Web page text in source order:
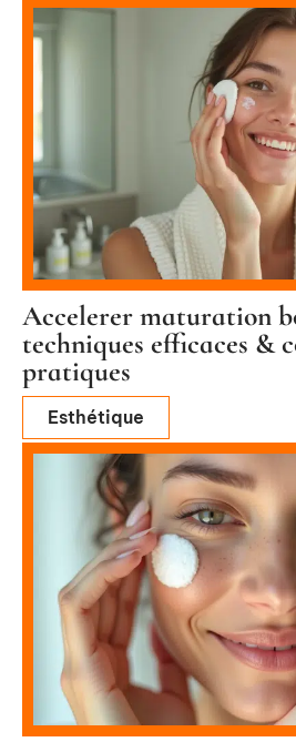
Accelerer maturation
techniques efficaces &
pratiques
Esthétique